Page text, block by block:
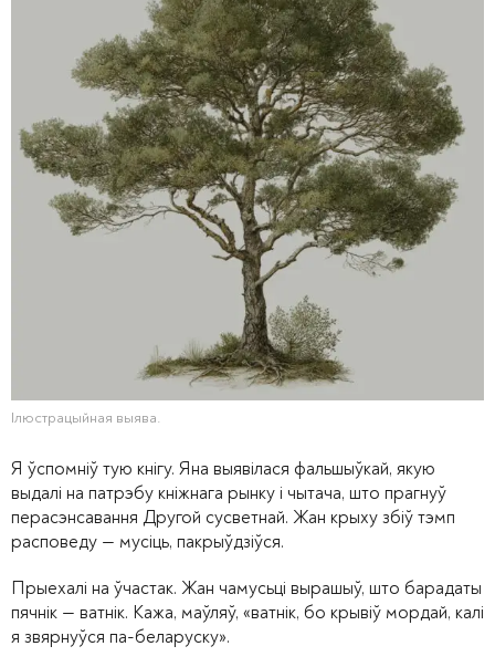
Ілюстрацыйная выява.
Я ўспомніў тую кнігу. Яна выявілася фальшыўкай, якую
выдалі на патрэбу кніжнага рынку і чытача, што прагнуў
перасэнсавання Другой сусветнай. Жан крыху збіў тэмп
расповеду — мусіць, пакрыўдзіўся.
Прыехалі на ўчастак. Жан чамусьці вырашыў, што барадаты
пячнік — ватнік. Кажа, маўляў, «ватнік, бо крывіў мордай, калі
я звярнуўся па-беларуску».